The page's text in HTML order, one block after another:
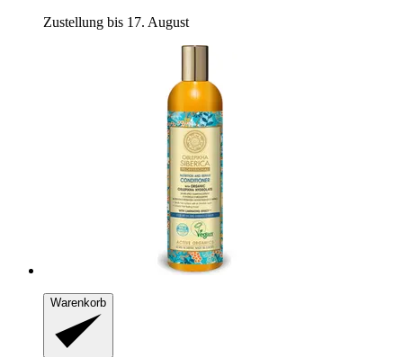
Zustellung bis 17. August
Warenkorb